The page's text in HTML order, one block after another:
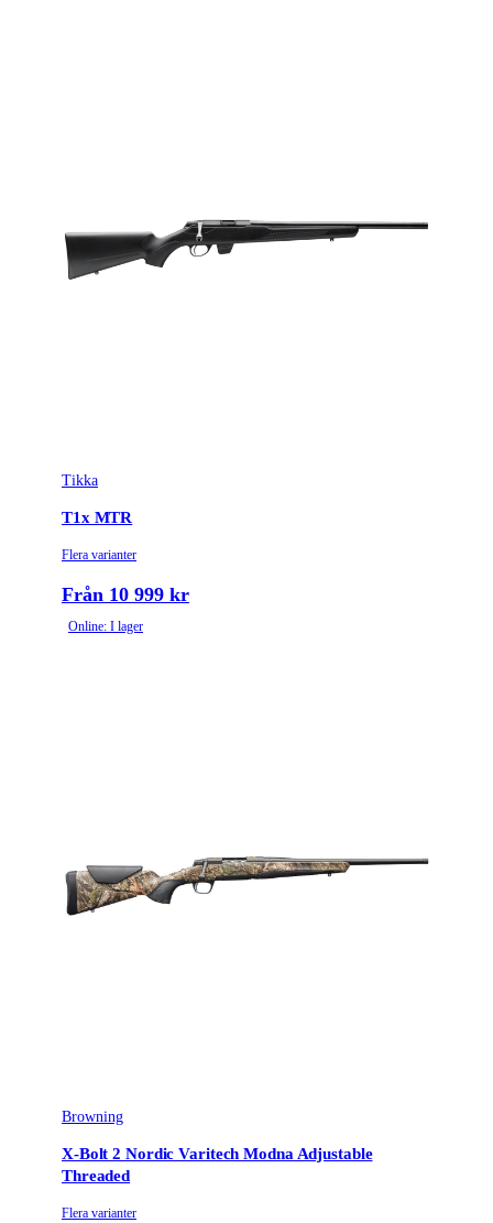
Tikka
T1x MTR
Flera varianter
Från 10 999 kr
Online: I lager
Browning
X-Bolt 2 Nordic Varitech Modna Adjustable
Threaded
Flera varianter